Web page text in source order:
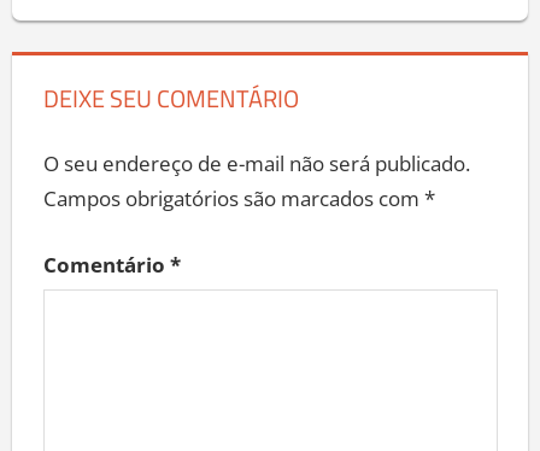
DEIXE SEU COMENTÁRIO
O seu endereço de e-mail não será publicado.
Campos obrigatórios são marcados com *
Comentário *